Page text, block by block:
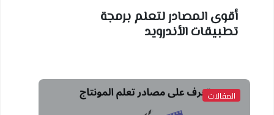
أقوى المصادر لتعلم برمجة
تطبيقات الأندرويد
المقالات